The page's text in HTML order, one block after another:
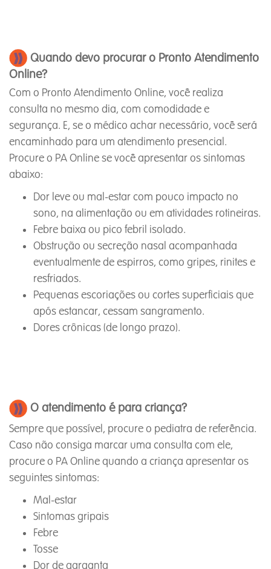
Quando devo procurar o Pronto Atendimento
Online?
Com o Pronto Atendimento Online, você realiza
consulta no mesmo dia, com comodidade e
segurança. E, se o médico achar necessário, você será
encaminhado para um atendimento presencial.
Procure o PA Online se você apresentar os sintomas
abaixo:
Dor leve ou mal-estar com pouco impacto no
sono, na alimentação ou em atividades rotineiras.
Febre baixa ou pico febril isolado.
Obstrução ou secreção nasal acompanhada
eventualmente de espirros, como gripes, rinites e
resfriados.
Pequenas escoriações ou cortes superficiais que
após estancar, cessam sangramento.
Dores crônicas (de longo prazo).
O atendimento é para criança?
Sempre que possível, procure o pediatra de referência.
Caso não consiga marcar uma consulta com ele,
procure o PA Online quando a criança apresentar os
seguintes sintomas:
Mal-estar
Sintomas gripais
Febre
Tosse
Dor de garganta